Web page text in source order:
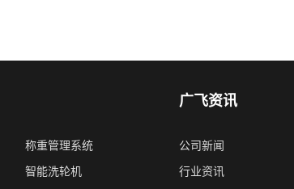
称重管理系统
智能洗轮机
广飞资讯
公司新闻
行业资讯